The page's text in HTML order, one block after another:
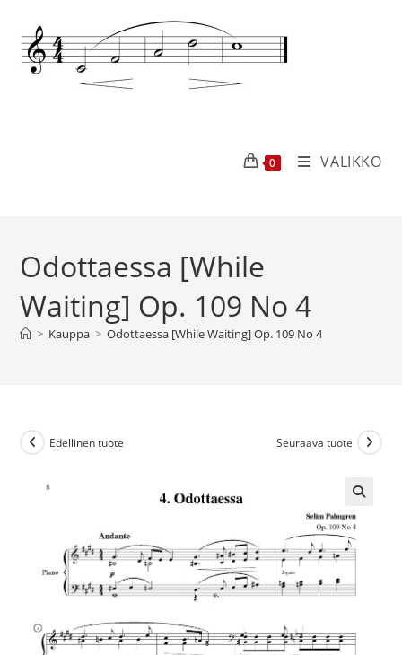
0 VALIKKO
Odottaessa [While
Waiting] Op. 109 No 4
> Kauppa > Odottaessa [While Waiting] Op. 109 No 4
Edellinen tuote Seuraava tuote